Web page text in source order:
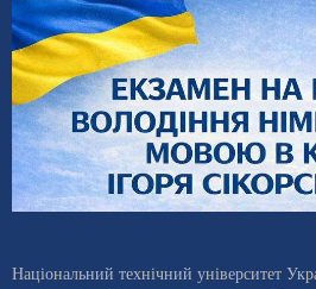
Національний технічний університет